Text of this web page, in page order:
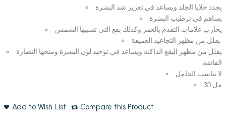
يجدد خلايا الجلد ويساعد في تعزيز شد البشرة
يساهم في ترطيب البشرة
يحارب علامات التقدم بالعمر وكذلك بقع التي تسببها الشمس
يقلل من مظهر البقع الداكنة ويساعد في توحيد لون البشرة ومنحها النضارة
الفائقة
لا يناسب الحامل
30 مل
Add to Wish List Compare this Product